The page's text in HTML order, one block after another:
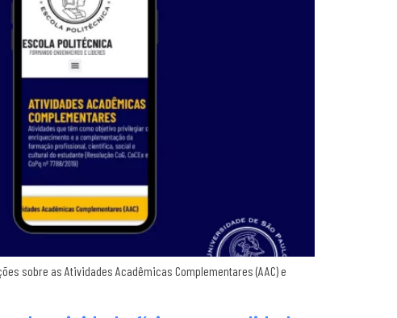
sobre as Atividades Acadêmicas Complementares (AAC) e